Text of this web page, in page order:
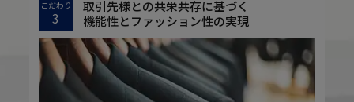
こだわり
3
取引先様との共栄共存に基づく
機能性とファッション性の実現